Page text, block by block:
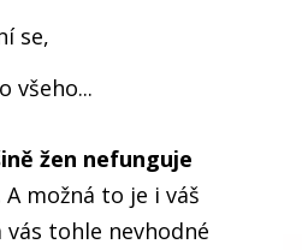
se,
všeho...
žen nefunguje
A možná to je i váš
vás tohle nevhodné